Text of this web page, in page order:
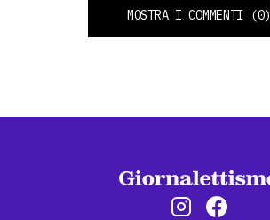
MOSTRA I COMMENTI (0)